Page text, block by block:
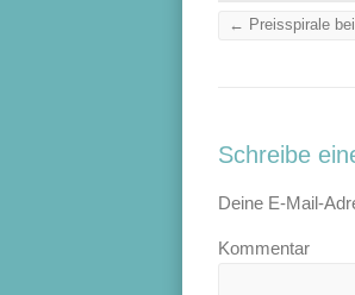
← Preisspirale
Schreibe
Deine E-Mail-
Kommentar